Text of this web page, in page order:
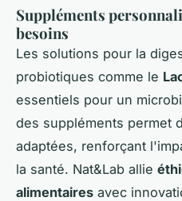
Suppléments
besoins
Les solutions pour la
probiotiques comme le
essentiels pour un
des suppléments permet
adaptées, renforçant
la santé. Nat&Lab allie
alimentaires avec